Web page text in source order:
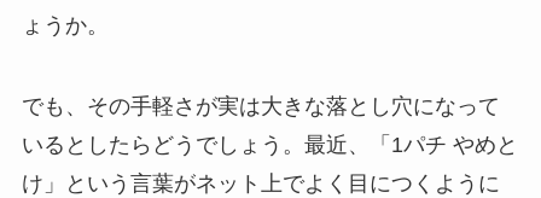
ょうか。
でも、その手軽さが実は大きな落とし穴になって
いるとしたらどうでしょう。最近、「1パチ やめと
け」という言葉がネット上でよく目につくように